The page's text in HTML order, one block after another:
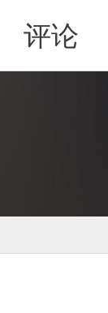
评论